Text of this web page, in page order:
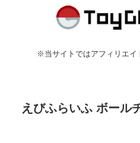
※当サイトではアフィリエイ
えびふらいふ ボール